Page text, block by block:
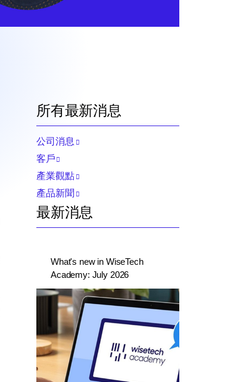
所有最新消息
公司消息
客戶
產業觀點
產品新聞
最新消息
What's new in WiseTech
Academy: July 2026